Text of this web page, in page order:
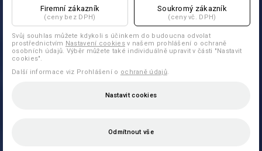
Firemní zákazník
(ceny bez DPH)
Soukromý zákazník
(ceny vč. DPH)
Svůj souhlas můžete kdykoli s účinkem do budoucna odvolat
prostřednictvím Nastavení cookiesv našem prohlášení o ochraně
osobních údajů. Výběr můžete také individuálně upravit v části "Nastavit
cookies".
Další informace viz Prohlášení o ochraně údajů.
Nastavit cookies
Odmítnout vše